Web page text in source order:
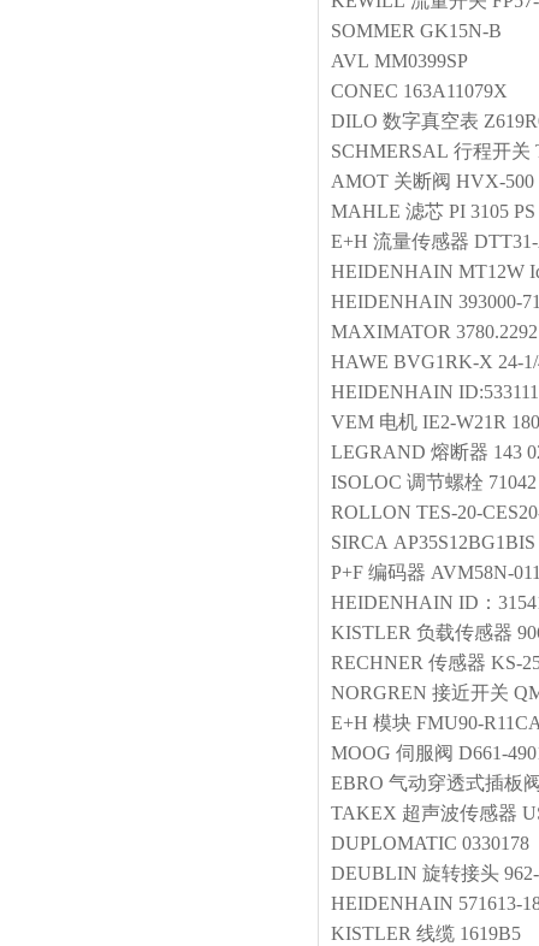
SOMMER GK15N-B
AVL MM0399SP
CONEC 163A11079X
DILO 数字真空表
SCHMERSAL 行程开关
AMOT 关断阀 HVX-500
MAHLE 滤芯 PI 3105 PS
E+H 流量传感器
HEIDENHAIN MT12W
HEIDENHAIN 393000-
MAXIMATOR
HAWE BVG1RK-X 24-
HEIDENHAIN
VEM 电机 IE2-W21R
LEGRAND 熔断器 143
ISOLOC 调节螺栓
ROLLON TES-20-
SIRCA AP35S12BG1BIS
P+F 编码器 AVM58N-
HEIDENHAIN ID：
KISTLER 负载传感器
RECHNER 传感器 KS-
NORGREN 接近开关
E+H 模块 FMU90-
MOOG 伺服阀 D661-
EBRO 气动穿透式插板
TAKEX 超声波传感器
DUPLOMATIC 0330178
DEUBLIN 旋转接头
HEIDENHAIN 571613-
KISTLER 线缆 1619B5